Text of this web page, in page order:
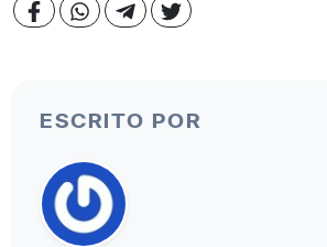
ESCRITO POR